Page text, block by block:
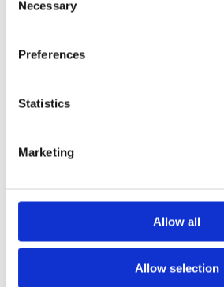
Selection
Necessary
Preferences
Statistics
Marketing
Allow all
Allow selection
Karlaplan
Karlavägen 89 115 22 Stockholm
Din operation